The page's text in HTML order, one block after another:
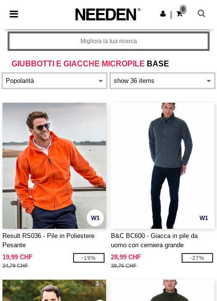
× App Needen
Prezzi migliori sull'app!
Scarica app
0
GIUBBOTTI E GIACCHE MICROPILE BASE
Migliora la tua ricerca
W1
Result RS036 - Pile in Poliestere
Pesante
19,99 CHF
24,79 CHF
-19%
W1
B&C BC600 - Giacca in pile da
uomo con cerniera grande
28,99 CHF
39,76 CHF
-27%